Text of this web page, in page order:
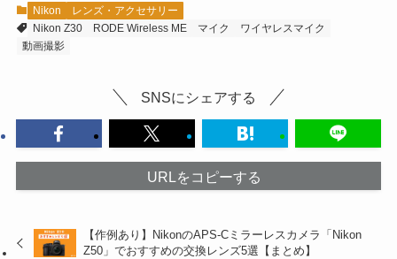
Nikon
レンズ・アクセサリー
Nikon Z30
RODE Wireless ME マイク
ワイヤレスマイク
動画撮影
SNSにシェアする
URLをコピーする
【作例あり】NikonのAPS-Cミラーレスカメラ「Nikon
Z50」でおすすめの交換レンズ5選【まとめ】